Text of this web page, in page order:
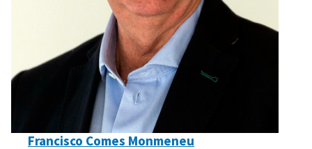
Francisco Comes Monmeneu